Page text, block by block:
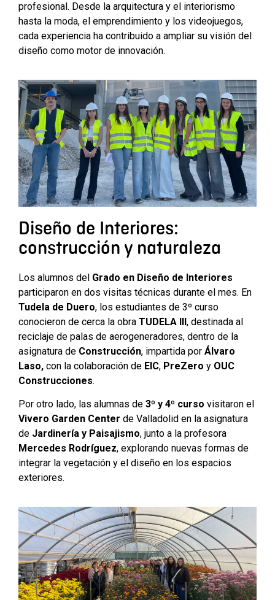
profesional. Desde la arquitectura y el interiorismo
hasta la moda, el emprendimiento y los videojuegos,
cada experiencia ha contribuido a ampliar su visión del
diseño como motor de innovación.
Diseño de Interiores:
construcción y naturaleza
Los alumnos del Grado en Diseño de Interiores
participaron en dos visitas técnicas durante el mes. En
Tudela de Duero, los estudiantes de 3º curso
conocieron de cerca la obra TUDELA III, destinada al
reciclaje de palas de aerogeneradores, dentro de la
asignatura de Construcción, impartida por Álvaro
Laso, con la colaboración de EIC, PreZero y OUC
Construcciones.
Por otro lado, las alumnas de 3º y 4º curso visitaron el
Vivero Garden Center de Valladolid en la asignatura
de Jardinería y Paisajismo, junto a la profesora
Mercedes Rodríguez, explorando nuevas formas de
integrar la vegetación y el diseño en los espacios
exteriores.